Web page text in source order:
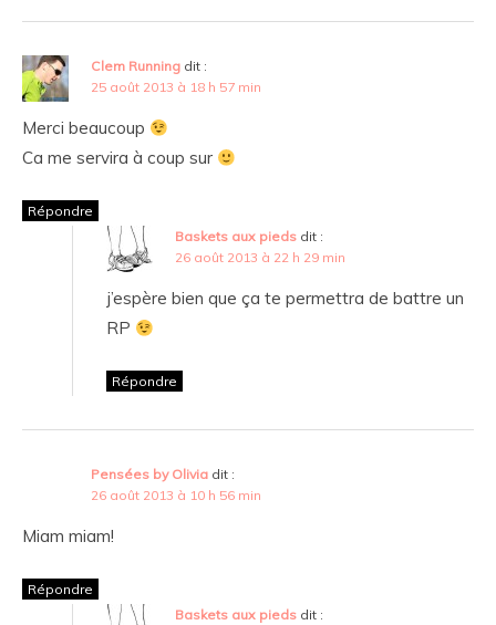
Clem Running dit :
25 août 2013 à 18 h 57 min
Merci beaucoup
Ca me servira à coup sur
Répondre
Baskets aux pieds dit :
26 août 2013 à 22 h 29 min
j’espère bien que ça te permettra de battre un
RP
Répondre
Pensées by Olivia dit :
26 août 2013 à 10 h 56 min
Miam miam!
Répondre
Baskets aux pieds dit :